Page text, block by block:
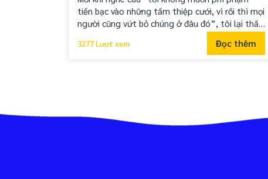
tiền bạc vào những tấm thiệp cưới, vì rồi thì mọi
người cũng vứt bỏ chúng ở đâu đó”, tôi lại thấy
những tấm thiệp là một phần quan trọng trong
3277 Lượt xem Đọc thêm